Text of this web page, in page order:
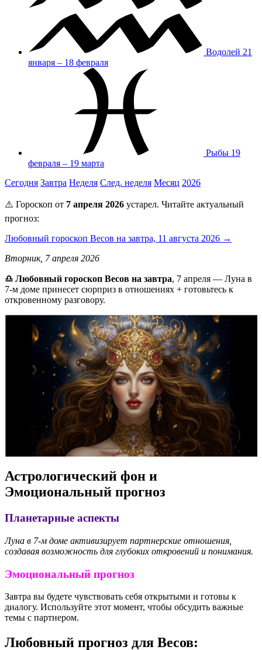
Водолей 21
января – 18 февраля
Рыбы 19
февраля – 19 марта
Сегодня Завтра Неделя След. неделя Месяц 2026
⚠️ Гороскоп от 7 апреля 2026 устарел. Читайте актуальный
прогноз:
Любовный гороскоп Весов на завтра, 11 августа 2026 →
Вторник, 7 апреля 2026
♎ Любовный гороскоп Весов на завтра, 7 апреля — Луна в
7-м доме принесет сюрприз в отношениях + готовьтесь к
откровенному разговору.
Астрологический фон и
Эмоциональный прогноз
Планетарные аспекты
Луна в 7-м доме активизирует партнерские отношения,
создавая возможность для глубоких откровений и понимания.
Эмоциональный прогноз
Завтра вы будете чувствовать себя открытыми и готовы к
диалогу. Используйте этот момент, чтобы обсудить важные
темы с партнером.
Любовный прогноз для Весов: